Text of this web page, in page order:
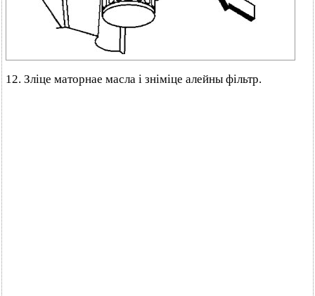
12. Зліце маторнае масла і зніміце алейны фільтр.